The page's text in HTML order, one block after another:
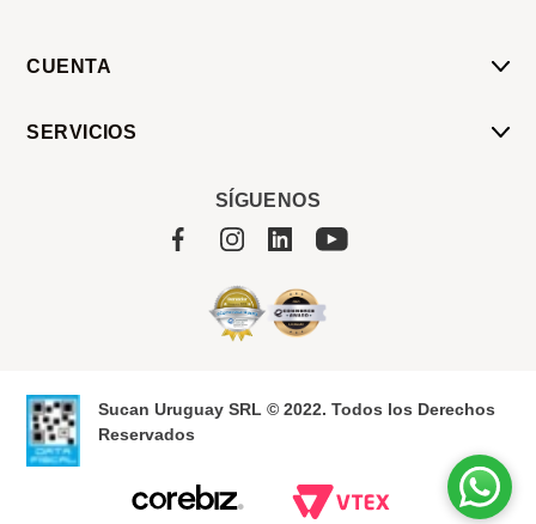
CUENTA
SERVICIOS
SÍGUENOS
Sucan Uruguay SRL © 2022. Todos los Derechos
Reservados